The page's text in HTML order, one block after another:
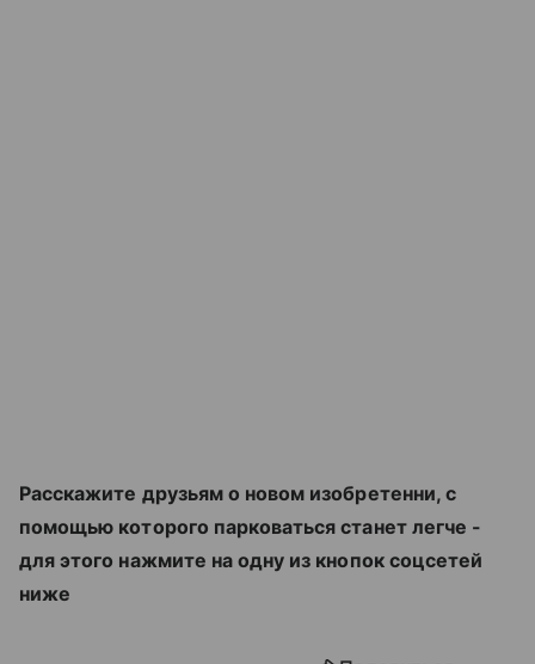
Расскажите друзьям о новом изобретенни, с
помощью которого парковаться станет легче -
для этого нажмите на одну из кнопок соцсетей
ниже